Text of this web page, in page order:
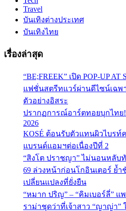
Travel
บันเทิงต่างประเทศ
บันเทิงไทย
เรื่องล่าสุด
“BE;FREEK” เปิด POP-UP AT
แฟชั่นสตรีทแวร์ผ่านดีไซน์เฉพ
ตัวอย่างอิสระ
ปรากฏการณ์อาร์ตทอยบุกไทย!
2026
KOSÉ ต้อนรับตัวแทนผิวไบรท์
แบรนด์แอมฯต่อเนื่องปีที่ 2
“สิงโต ปราชญา” ไม่นอนหลับ
69 ล่วงหน้าก่อนโกอินเตอร์ ย้ำ
เปลี่ยนแปลงที่ยั่งยืน
“หมาก ปริญ” – “คิมเบอร์ลี่”
ราม่าชุดว่าที่เจ้าสาว “ญาญ่า”